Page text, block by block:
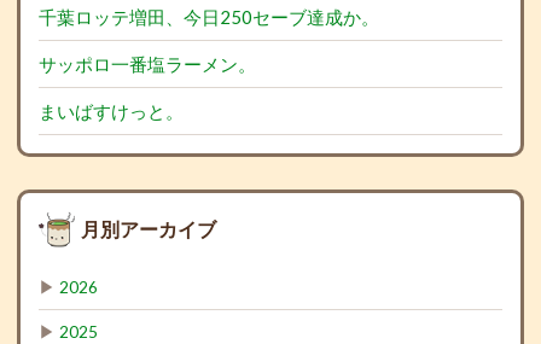
千葉ロッテ増田、今日250セーブ達成か。
サッポロ一番塩ラーメン。
まいばすけっと。
月別アーカイブ
▶ 2026
▶ 2025